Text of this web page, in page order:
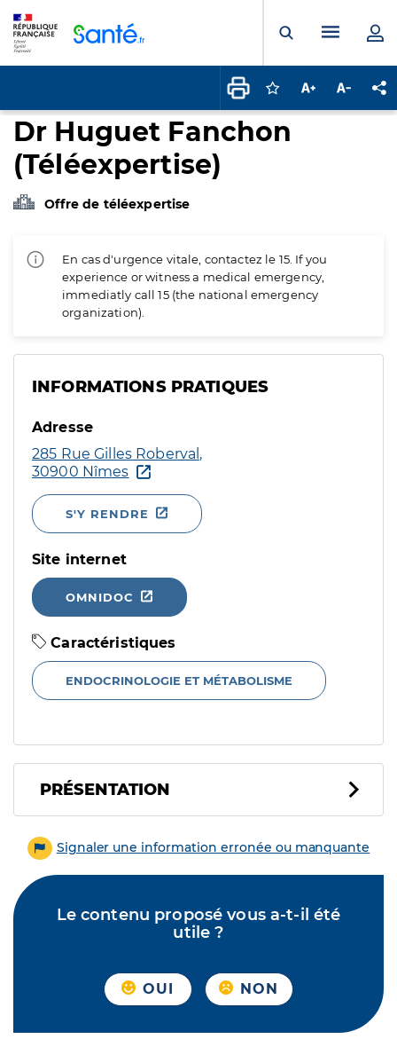
Ouvrir laMenu
Connectez-vous
Augmenter la
Dr Huguet Fanchon
(Téléexpertise)
Offre de téléexpertise
En cas d'urgence vitale, contactez le 15. If you
experience or witness a medical emergency,
immediatly call 15 (the national emergency
organization).
INFORMATIONS PRATIQUES
Adresse
285 Rue Gilles Roberval,
30900 Nîmes
S'Y RENDRE
Site internet
OMNIDOC
Caractéristiques
ENDOCRINOLOGIE ET MÉTABOLISME
PRÉSENTATION
Signaler une information erronée ou manquante
Le contenu proposé vous a-t-il été
utile ?
OUI NON